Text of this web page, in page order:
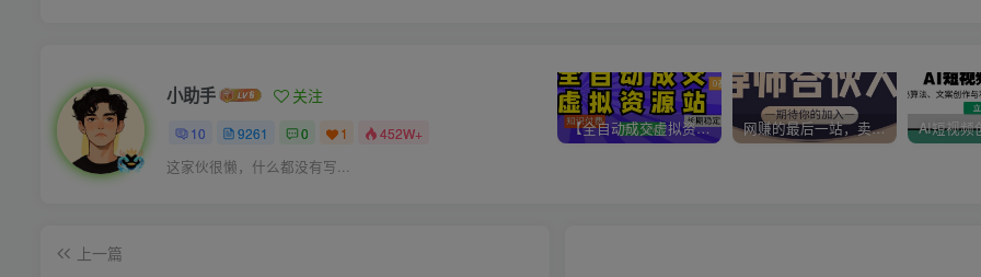
小助手 关注
10 9261 0 1 452W+
这家伙很懒，什么都没有写...
【全自动成交虚拟资源站】站长唯一陪跑项目！月入10W+~长期稳定~ 网赚的最后一站，卖项目！做网赚顶级猎食者~
上一篇